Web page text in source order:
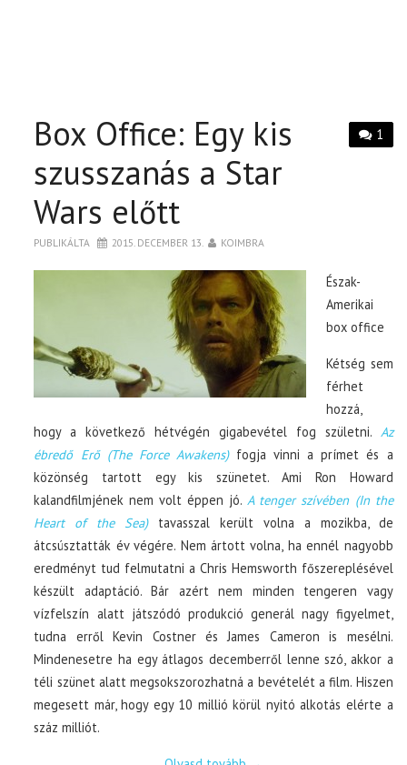
1
Box Office: Egy kis
szusszanás a Star
Wars előtt
PUBLIKÁLTA 2015. DECEMBER 13. KOIMBRA
Észak-
Amerikai
box office
Kétség sem
férhet
hozzá,
hogy a következő hétvégén gigabevétel fog születni. Az
ébredő Erő (The Force Awakens)fogja vinni a prímet és a
közönség tartott egy kis szünetet. Ami Ron Howard
kalandfilmjének nem volt éppen jó.A tenger szívében (In the
Heart of the Sea)tavasszal került volna a mozikba, de
átcsúsztatták év végére. Nem ártott volna, ha ennél nagyobb
eredményt tud felmutatni a Chris Hemsworth főszereplésével
készült adaptáció. Bár azért nem minden tengeren vagy
vízfelszín alatt játszódó produkció generál nagy figyelmet,
tudna erről Kevin Costner és James Cameron is mesélni.
Mindenesetre ha egy átlagos decemberről lenne szó, akkor a
téli szünet alatt megsokszorozhatná a bevételét a film. Hiszen
megesett már, hogy egy 10 millió körül nyitó alkotás elérte a
száz milliót.